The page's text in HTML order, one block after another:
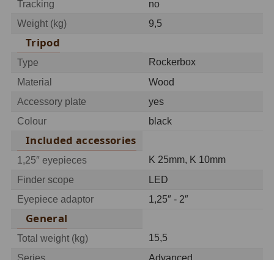
Adaptéry T2
Filtry L-RGB
Filtry Pass
Filtry Block 10
Filtry Clip5
Filtry CCD Hα, OIII
Filtrová kola a rámy
Zaostření11
Tracking
no
Weight (kg)
9,5
Tripod
Type
Rockerbox
Material
Wood
Accessory plate
yes
Colour
black
Included accessories
1,25″ eyepieces
K 25mm, K 10mm
Finder scope
LED
Eyepiece adaptor
1,25″ - 2″
General
Total weight (kg)
15,5
Series
Advanced